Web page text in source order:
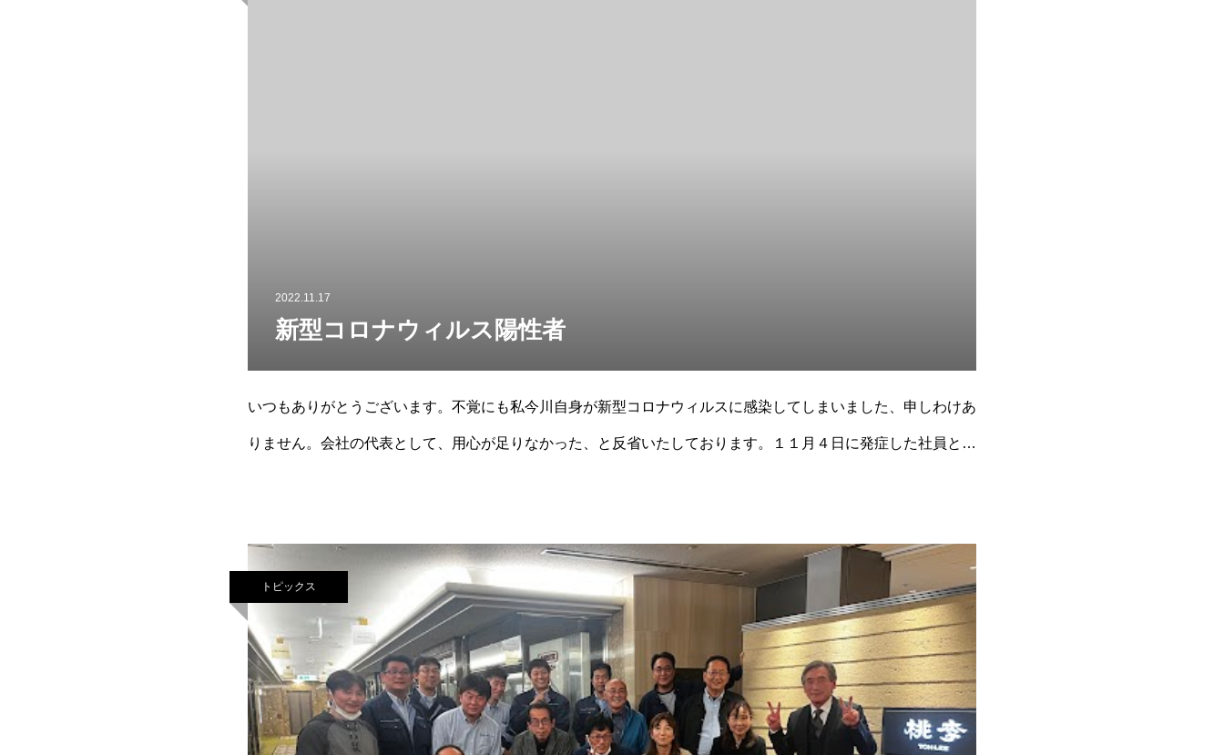
2022.11.17
新型コロナウィルス陽性者
いつもありがとうございます。不覚にも私今川自身が新型コロナウィルスに感染してしまいました、申しわけあ
りません。会社の代表として、用心が足りなかった、と反省いたしております。１１月４日に発症した社員とは
トピックス